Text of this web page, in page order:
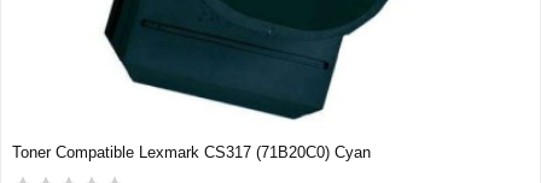
Toner Compatible Lexmark CS317 (71B20C0) Cyan